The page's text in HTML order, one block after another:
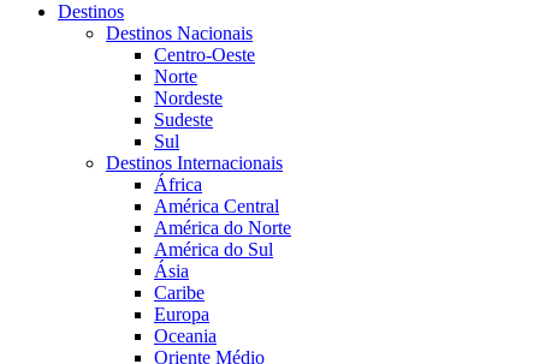
Destinos
Destinos Nacionais
Centro-Oeste
Norte
Nordeste
Sudeste
Sul
Destinos Internacionais
África
América Central
América do Norte
América do Sul
Ásia
Caribe
Europa
Oceania
Oriente Médio